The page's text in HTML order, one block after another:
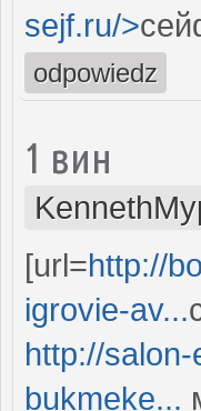
sejf.ru/>
odpowiedz
1 вин
[url=http://
igrovie-av...
http://
bukmeke...